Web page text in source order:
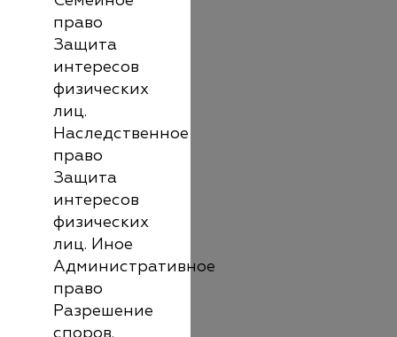
право
Защита
интересов
физических
лиц.
Наследственное
право
Защита
интересов
физических
лиц. Иное
Административное
право
Разрешение
споров.